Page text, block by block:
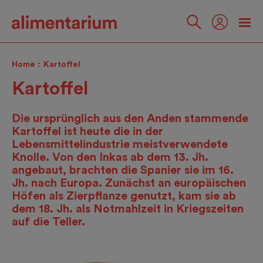
Folgen
uns
Home Kartoffel
Kartoffel
Die ursprünglich aus den Anden stammende
Kartoffel ist heute die in der
Lebensmittelindustrie meistverwendete
Knolle. Von den Inkas ab dem 13. Jh.
angebaut, brachten die Spanier sie im 16.
Jh. nach Europa. Zunächst an europäischen
Höfen als Zierpflanze genutzt, kam sie ab
dem 18. Jh. als Notmahlzeit in Kriegszeiten
auf die Teller.